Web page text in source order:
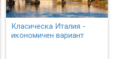
Класическа Италия -
икономичен вариант